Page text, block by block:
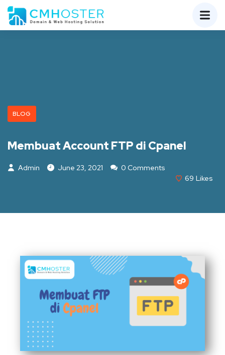
BLOG
Membuat Account FTP di Cpanel
Admin June 23, 2021
0 Comments
69 Likes